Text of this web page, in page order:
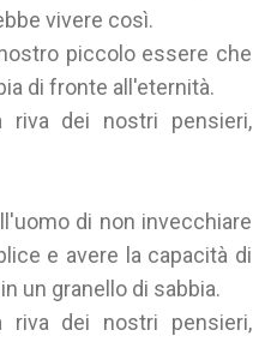
vivere così.
piccolo essere che
di fronte all'eternità.
riva dei nostri pensieri,
di non invecchiare
e avere la capacità di
un granello di sabbia.
riva dei nostri pensieri,